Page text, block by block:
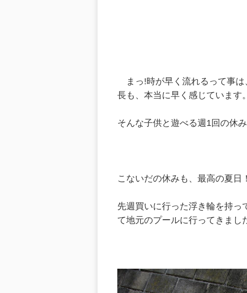
まっ!時が早く流れるって事は
長も、本当に早く感じています。
そんな子供と遊べる週1回の休
こないだの休みも、最高の夏日
先週買いに行った浮き輪を持っ
て地元のプールに行ってきまし